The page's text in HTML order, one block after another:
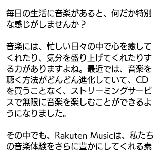
毎日の生活に音楽があると、何だか特別
な感じがしませんか？
音楽には、忙しい日々の中で心を癒して
くれたり、気分を盛り上げてくれたりす
る力がありますよね。最近では、音楽を
聴く方法がどんどん進化していて、CD
を買うことなく、ストリーミングサービ
スで無限に音楽を楽しむことができるよ
うになりました。
その中でも、Rakuten Musicは、私たち
の音楽体験をさらに豊かにしてくれる素